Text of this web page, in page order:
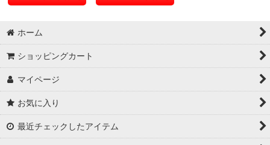
ホーム
ショッピングカート
マイページ
お気に入り
最近チェックしたアイテム